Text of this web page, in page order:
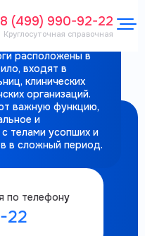
8 (499) 990-92-22
Круглосуточная справочная
где тела
необходимые
к
расположены в
входят в
клинических
организаций.
важную функцию,
и
телами усопших и
в сложный период.
по телефону
22
ритуальной